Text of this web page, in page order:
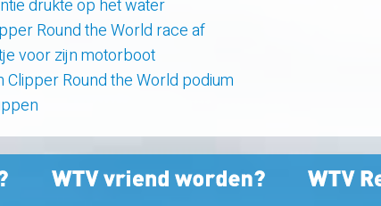
drukte op het water
Round the World race af
voor zijn motorboot
Round the World podium